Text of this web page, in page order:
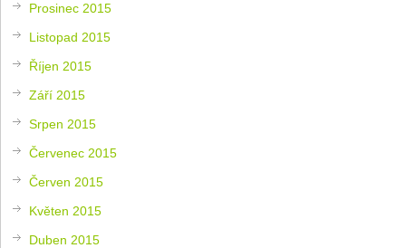
Prosinec 2015
Listopad 2015
Říjen 2015
Září 2015
Srpen 2015
Červenec 2015
Červen 2015
Květen 2015
Duben 2015